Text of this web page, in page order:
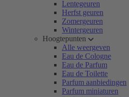
Lentegeuren
Herfst geuren
Zomergeuren
Wintergeuren
Hoogtepunten
Alle weergeven
Eau de Cologne
Eau de Parfum
Eau de Toilette
Parfum aanbiedingen
Parfum miniaturen